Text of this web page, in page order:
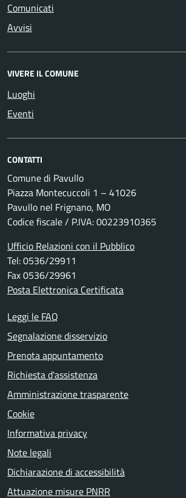
Comunicati
Avvisi
VIVERE IL COMUNE
Luoghi
Eventi
CONTATTI
Comune di Pavullo
Piazza Montecuccoli 1 – 41026
Pavullo nel Frignano, MO
Codice fiscale / P.IVA: 00223910365
Ufficio Relazioni con il Pubblico
Tel: 0536/29911
Fax 0536/29961
Posta Elettronica Certificata
Leggi le FAQ
Segnalazione disservizio
Prenota appuntamento
Richiesta d'assistenza
Amministrazione trasparente
Cookie
Informativa privacy
Note legali
Dichiarazione di accessibilità
Attuazione misure PNRR